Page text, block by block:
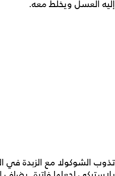
إليه العسل ويخلط معه.
تذوب الشوكولا مع الزبدة في